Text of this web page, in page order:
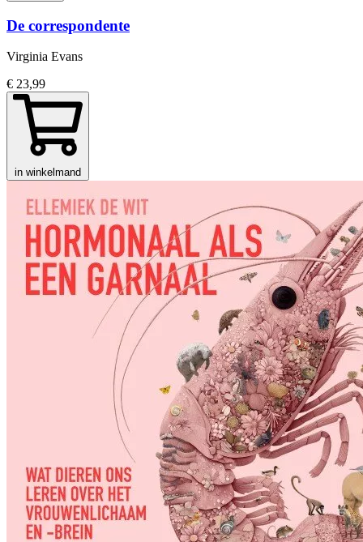
De correspondente
Virginia Evans
€ 23,99
in winkelmand